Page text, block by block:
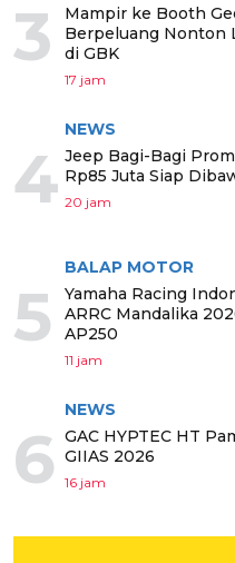
3
Mampir ke Booth
Berpeluang Nonton
di GBK
17 jam
4
NEWS
Jeep Bagi-Bagi
Rp85 Juta Siap
20 jam
5
BALAP MOTOR
Yamaha Racing
ARRC Mandalika
AP250
11 jam
6
NEWS
GAC HYPTEC HT
GIIAS 2026
16 jam